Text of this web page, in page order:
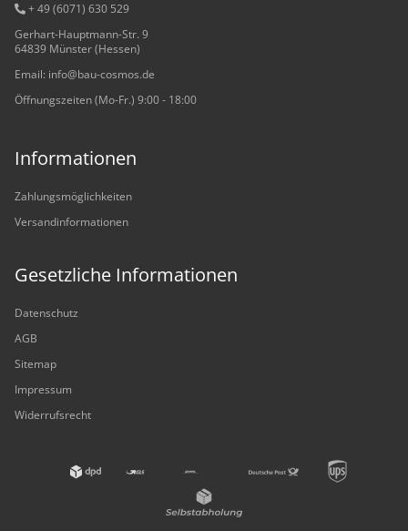
+ 49 (6071) 630 529
Gerhart-Hauptmann-Str. 9
64839 Münster (Hessen)
Email: info@bau-cosmos.de
Öffnungszeiten (Mo-Fr.) 9:00 - 18:00
Informationen
Zahlungsmöglichkeiten
Versandinformationen
Gesetzliche Informationen
Datenschutz
AGB
Sitemap
Impressum
Widerrufsrecht